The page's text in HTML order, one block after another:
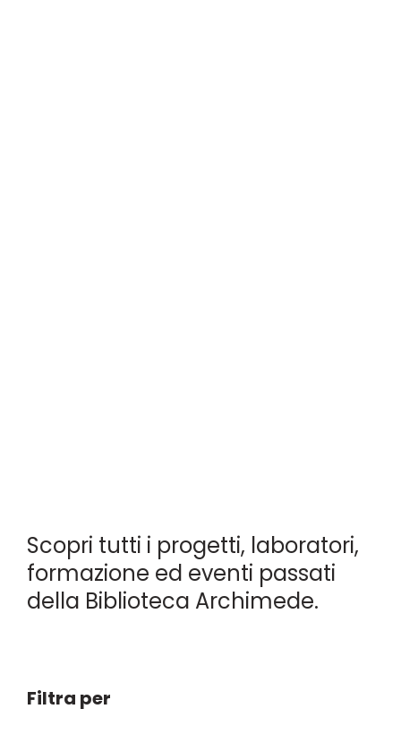
Scopri tutti i progetti, laboratori,
formazione ed eventi passati
della Biblioteca Archimede.
Filtra per